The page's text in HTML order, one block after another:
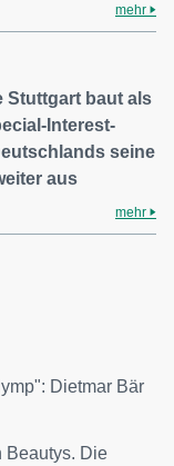
mehr
Stuttgart baut als
Interest-
seine
aus
mehr
Dietmar Bär
Beautys. Die